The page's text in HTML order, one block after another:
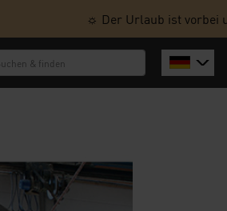
☼ Der Urlaub ist vorbei